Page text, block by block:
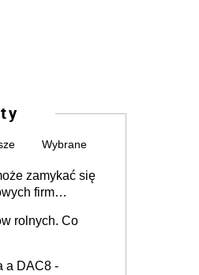
Wybrane
zamykać się
firm
rolnych. Co
a DAC8 -